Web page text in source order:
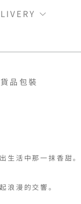
貨品包裝
生活中那一抹香甜。
浪漫的交響。